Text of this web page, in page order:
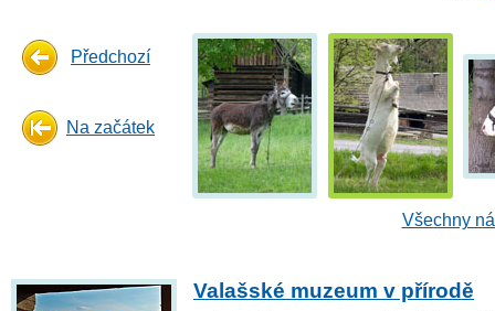
Předchozí
Na začátek
Všechny
Valašské muzeum v přírodě